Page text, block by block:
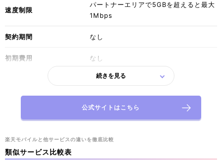
速度制限
パートナーエリアで5GBを超えると最大
1Mbps
契約期間 なし
初期費用 なし
月額料金
~1GB 0円 （8月末まで）
無制限 3,278円（税込）
申し込み方法
続きを見る
公式サイトはこちら
楽天モバイルと他サービスの違いを徹底比較
類似サービス比較表